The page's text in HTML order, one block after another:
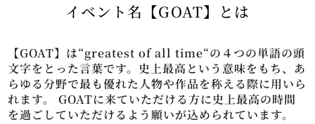
イベント名【GOAT】とは
【GOAT】は“greatest of all time“の４つの単語の頭
文字をとった言葉です。史上最高という意味をもち、あ
らゆる分野で最も優れた人物や作品を称える際に用いら
れます。 GOATに来ていただける方に史上最高の時間
を過ごしていただけるよう願いが込められています。